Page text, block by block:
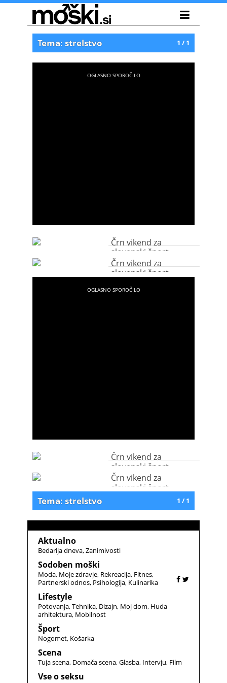
1 / 1
Tema: strelstvo
Črn vikend za
slovenski šport
Črn vikend za
slovenski šport
Črn vikend za
slovenski šport
Črn vikend za
slovenski šport
1 / 1
Tema: strelstvo
Aktualno
Bedarija dneva Zanimivosti
Sodoben moški
Moda Moje zdravje Rekreacija Fitnes
Partnerski odnos Psihologija Kulinarika
Lifestyle
Potovanja Tehnika Dizajn Moj dom Huda
arhitektura Mobilnost
Šport
Nogomet Košarka
Scena
Tuja scena Domača scena Glasba Intervju Film
Vse o seksu